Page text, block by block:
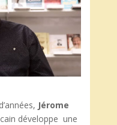
Jérome
développe une